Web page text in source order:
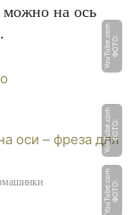
на ось
Ф
О
Т
О:
Y
o
u
T
u
b
e.
c
o
m
Ф
О
Т
О:
Y
o
u
T
u
b
e.
c
o
m
Ф
О
Т
О:
Y
o
u
T
u
b
e.
c
o
m